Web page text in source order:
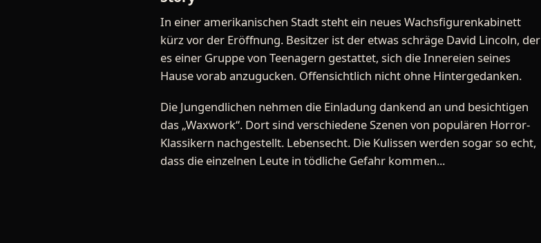
In einer amerikanischen Stadt steht ein neues Wachsfigurenkabinett
kürz vor der Eröffnung. Besitzer ist der etwas schräge David Lincoln, der
es einer Gruppe von Teenagern gestattet, sich die Innereien seines
Hause vorab anzugucken. Offensichtlich nicht ohne Hintergedanken.
Die Jungendlichen nehmen die Einladung dankend an und besichtigen
das „Waxwork“. Dort sind verschiedene Szenen von populären Horror-
Klassikern nachgestellt. Lebensecht. Die Kulissen werden sogar so echt,
dass die einzelnen Leute in tödliche Gefahr kommen...